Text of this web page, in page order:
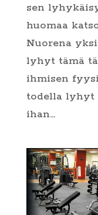
sen
huomaa
Nuorena
lyhyt tämä
ihmisen
todella lyhyt
ihan...